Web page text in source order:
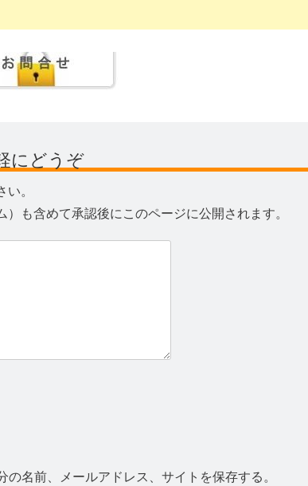
にどうぞ
。
も含めて承認後にこのページに公開されます。
名前、メールアドレス、サイトを保存する。